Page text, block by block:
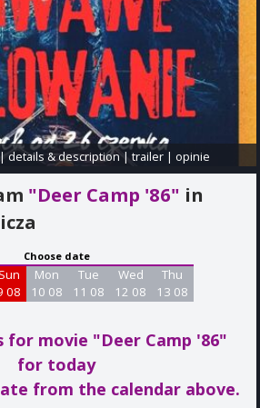
|details & description|trailer |opinie
"Deer Camp '86" in
Choose date
Sun
08
Mon
10 08
Tue
11 08
Wed
12 08
Thu
13 08
for movie "Deer Camp '86"
for today
from the calendar above.